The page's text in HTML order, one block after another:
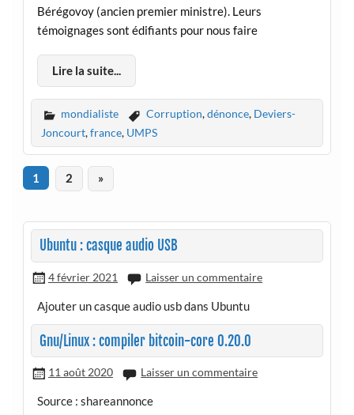
Bérégovoy (ancien premier ministre). Leurs
témoignages sont édifiants pour nous faire
Lire la suite...
mondialiste Corruption,dénonce, Deviers-
Joncourt,france, UMPS
1 2 »
Ubuntu : casque audio USB
4 février 2021 Laisser un commentaire
Ajouter un casque audio usb dans Ubuntu
Gnu/Linux : compiler bitcoin-core 0.20.0
11 août 2020 Laisser un commentaire
Source : shareannonce